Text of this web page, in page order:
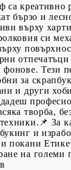
са креативно
бързо и
върху
си
отпечатъци
Тези
за
и други
творба,
За
и
покани
на големи